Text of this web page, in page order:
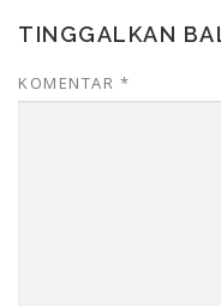
TINGGALKAN
KOMENTAR *